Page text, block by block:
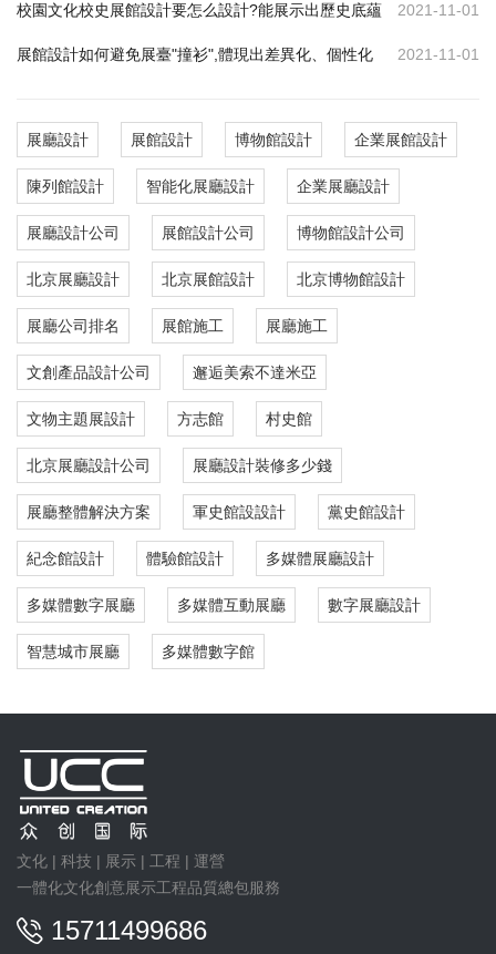
校園文化校史展館設計要怎么設計?能展示出歷史底蘊 2021-11-01
展館設計如何避免展臺"撞衫",體現出差異化、個性化 2021-11-01
展廳設計 展館設計 博物館設計 企業展館設計
陳列館設計 智能化展廳設計 企業展廳設計
展廳設計公司 展館設計公司 博物館設計公司
北京展廳設計 北京展館設計 北京博物館設計
展廳公司排名 展館施工 展廳施工
文創產品設計公司 邂逅美索不達米亞
文物主題展設計 方志館 村史館
北京展廳設計公司 展廳設計裝修多少錢
展廳整體解決方案 軍史館設設計 黨史館設計
紀念館設計 體驗館設計 多媒體展廳設計
多媒體數字展廳 多媒體互動展廳 數字展廳設計
智慧城市展廳 多媒體數字館
文化 | 科技 | 展示 | 工程 | 運營
一體化文化創意展示工程品質總包服務
15711499686